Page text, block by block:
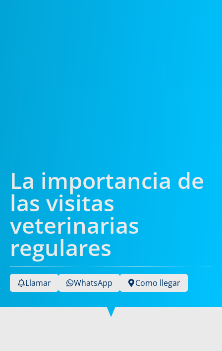
La importancia de
las visitas
veterinarias
regulares
Llamar WhatsApp Como llegar